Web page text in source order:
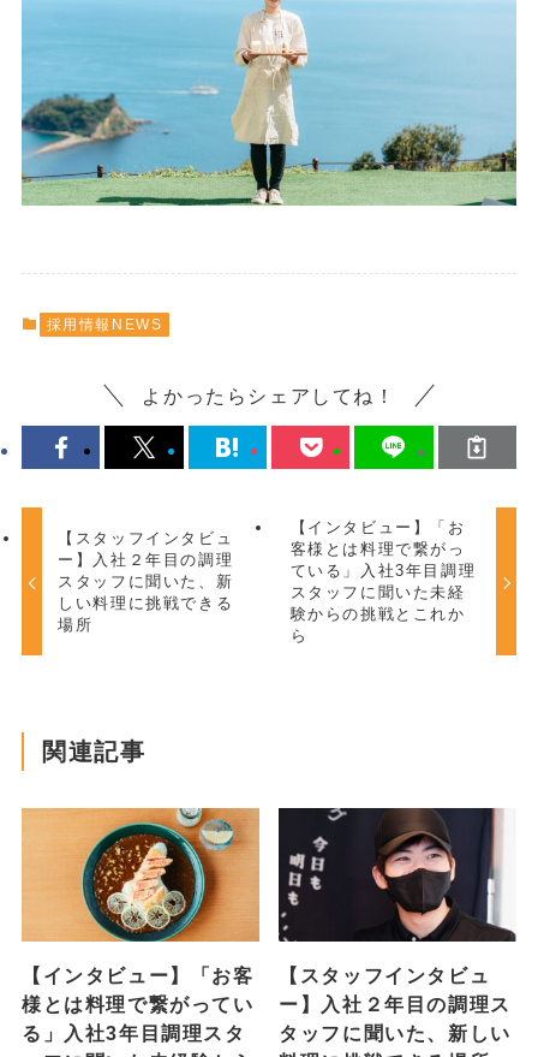
採用情報NEWS
よかったらシェアしてね！
【スタッフインタビュ
ー】入社２年目の調理
スタッフに聞いた、新
しい料理に挑戦できる
場所
【インタビュー】「お
客様とは料理で繋がっ
ている」入社3年目調理
スタッフに聞いた未経
験からの挑戦とこれか
ら
関連記事
【インタビュー】「お客
様とは料理で繋がってい
る」入社3年目調理スタ
【スタッフインタビュ
ー】入社２年目の調理ス
タッフに聞いた、新しい